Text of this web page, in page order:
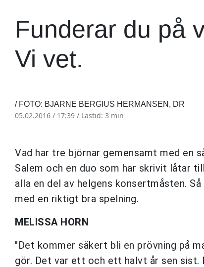
Funderar du på
Vi vet.
/ FOTO: BJARNE BERGIUS HERMANSEN, DR
05.02.2016 / 17:39 / Lästid: 3 min
Vad har tre björnar gemensamt med en
Salem och en duo som har skrivit låtar
alla en del av helgens konsertmåsten.
med en riktigt bra spelning.
MELISSA HORN
"Det kommer säkert bli en prövning på
gör. Det var ett och ett halvt år sen sist.